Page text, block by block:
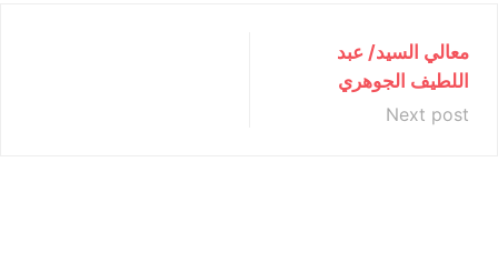
معالي السيد/ عبد
اللطيف الجوهري
Next post